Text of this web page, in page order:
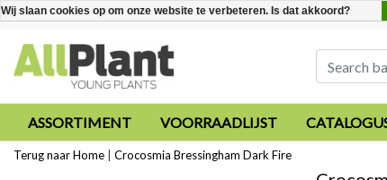
ASSORTIMENT VOORRAADLIJST
Terug naar Home Crocosmia Bressingham Dark Fire
Wij slaan cookies op om onze website te verbeteren. Is dat akkoord?